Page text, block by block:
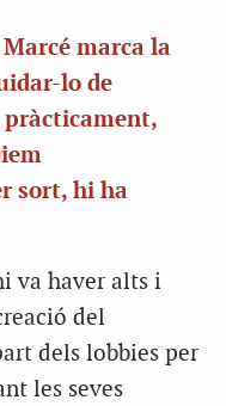
marca la
lo de
sort, hi ha
va haver alts i
del
dels lobbies per
les seves